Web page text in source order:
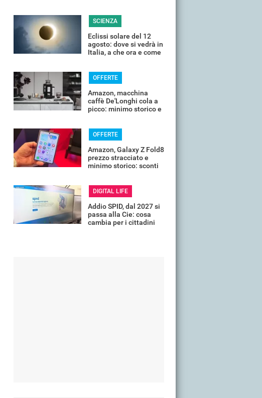
SCIENZA
Eclissi solare del 12
agosto: dove si vedrà in
Italia, a che ora e come
OFFERTE
Amazon, macchina
caffè De'Longhi cola a
picco: minimo storico e
OFFERTE
Amazon, Galaxy Z Fold8
prezzo stracciato e
minimo storico: sconti
DIGITAL LIFE
Addio SPID, dal 2027 si
passa alla Cie: cosa
cambia per i cittadini